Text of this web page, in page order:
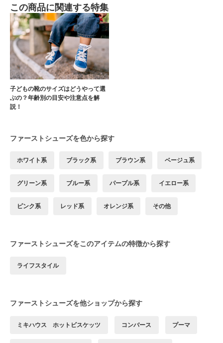
この商品に関連する特集
子どもの靴のサイズはどうやって選
ぶの？年齢別の目安や注意点を解
説！
ファーストシューズを色から探す
ホワイト系 ブラック系 ブラウン系 ベージュ系
グリーン系 ブルー系 パープル系 イエロー系
ピンク系 レッド系 オレンジ系 その他
ファーストシューズをこのアイテムの特徴から探す
ライフスタイル
ファーストシューズを他ショップから探す
ミキハウス ホットビスケッツ コンバース プーマ